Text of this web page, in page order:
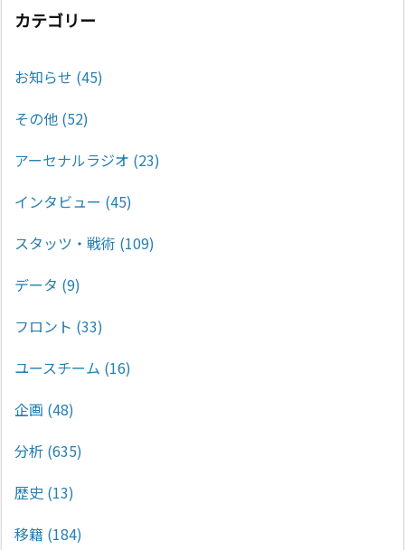
カテゴリー
お知らせ (45)
その他 (52)
アーセナルラジオ (23)
インタビュー (45)
スタッツ・戦術 (109)
データ (9)
フロント (33)
ユースチーム (16)
企画 (48)
分析 (635)
歴史 (13)
移籍 (184)